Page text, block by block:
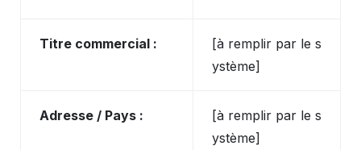
Titre commercial :
[à remplir par le s
ystème]
Adresse / Pays :
[à remplir par le s
ystème]